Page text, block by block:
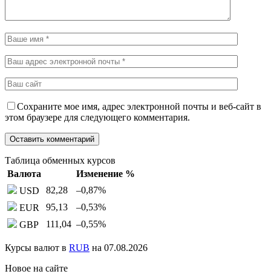
Сохраните мое имя, адрес электронной почты и веб-сайт в
этом браузере для следующего комментария.
Таблица обменных курсов
Валюта
Изменение %
USD
82,28 –0,87%
EUR
95,13 –0,53%
GBP
111,04 –0,55%
Курсы валют в RUB на 07.08.2026
Новое на сайте